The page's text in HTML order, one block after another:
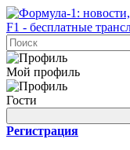
Мой профиль
Гости
Регистрация